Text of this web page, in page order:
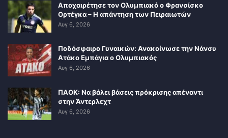
Αποχαιρέτησε τον Ολυμπιακό ο Φρανσίσκο
Ορτέγκα – Η απάντηση των Πειραιωτών
Αυγ 6, 2026
Ποδόσφαιρο Γυναικών: Ανακοίνωσε την Νάνσυ
Ατάκο Εμπάγια ο Ολυμπιακός
Αυγ 6, 2026
ΠΑΟΚ: Να βάλει βάσεις πρόκρισης απέναντι
στην Άντερλεχτ
Αυγ 6, 2026